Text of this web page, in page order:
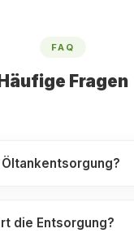
FAQ
Fragen
die Entsorgung?